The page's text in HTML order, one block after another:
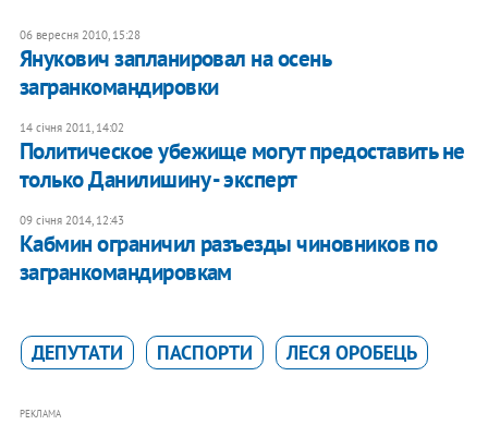
06 вересня 2010, 15:28
Янукович запланировал на осень
загранкомандировки
14 січня 2011, 14:02
Политическое убежище могут предоставить не
только Данилишину - эксперт
09 січня 2014, 12:43
Кабмин ограничил разъезды чиновников по
загранкомандировкам
ДЕПУТАТИ ПАСПОРТИ ЛЕСЯ ОРОБЕЦЬ
РЕКЛАМА